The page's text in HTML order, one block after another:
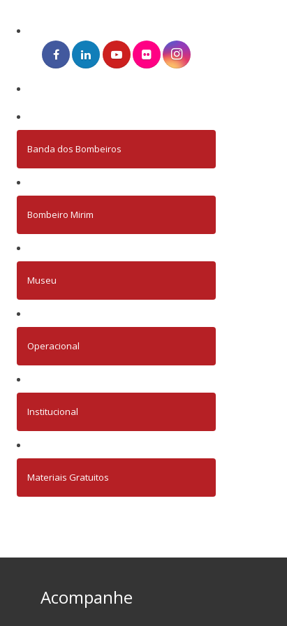
Banda dos Bombeiros
Bombeiro Mirim
Museu
Operacional
Institucional
Materiais Gratuitos
Acompanhe